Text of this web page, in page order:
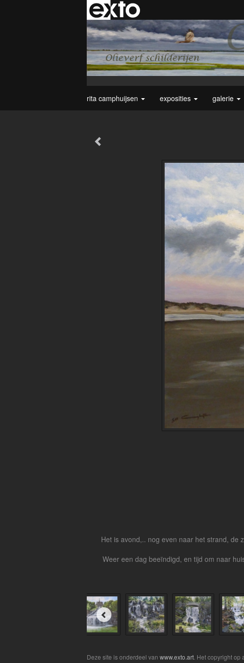
rita camphuijsen exposities galerie
Het is avond,.. nog even naar het strand, de
Weer een dag beeïndigd, en tijd om naar
Deze site is onderdeel van www.exto.art . Het copyright